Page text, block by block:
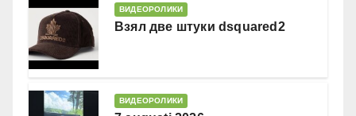
ВИДЕОРОЛИКИ
Взял две штуки dsquared2
ВИДЕОРОЛИКИ